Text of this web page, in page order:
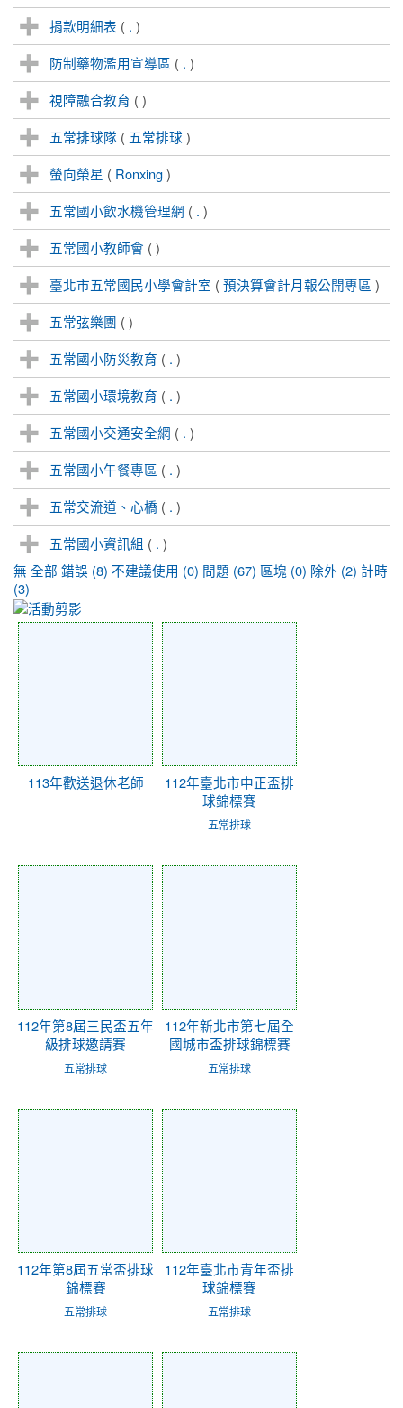
捐款明細表 ( . )
防制藥物濫用宣導區 ( . )
視障融合教育 ( )
五常排球隊 ( 五常排球 )
螢向榮星 ( Ronxing)
五常國小飲水機管理網 ( . )
五常國小教師會 ( )
臺北市五常國民小學會計室 ( 預決算會計月報公開專區 )
五常弦樂團 ( )
五常國小防災教育 ( . )
五常國小環境教育 ( . )
五常國小交通安全網 ( . )
五常國小午餐專區 ( . )
五常交流道、心橋 ( . )
五常國小資訊組 ( . )
無 全部 錯誤 (8) 不建議使用 (0) 問題 (67) 區塊 (0) 除外 (2) 計時
(3)
113年歡送退休老師
112年臺北市中正盃排
球錦標賽
五常排球
112年第8屆三民盃五年
級排球邀請賽
五常排球
112年新北市第七屆全
國城市盃排球錦標賽
五常排球
112年第8屆五常盃排球
錦標賽
五常排球
112年臺北市青年盃排
球錦標賽
五常排球